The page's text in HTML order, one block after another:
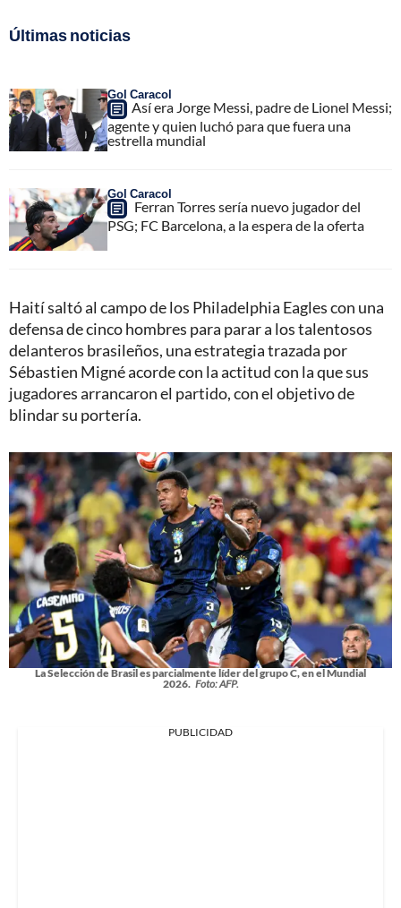
Últimas noticias
Gol Caracol
Así era Jorge Messi, padre de Lionel Messi;
agente y quien luchó para que fuera una
estrella mundial
Gol Caracol
Ferran Torres sería nuevo jugador del
PSG; FC Barcelona, a la espera de la oferta
Haití saltó al campo de los Philadelphia Eagles con una
defensa de cinco hombres para parar a los talentosos
delanteros brasileños, una estrategia trazada por
Sébastien Migné acorde con la actitud con la que sus
jugadores arrancaron el partido, con el objetivo de
blindar su portería.
La Selección de Brasil es parcialmente líder del grupo C, en el Mundial
2026. Foto: AFP.
PUBLICIDAD